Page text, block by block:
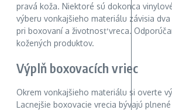
pravá koža. Niektoré sú dokonca
výberu vonkajšieho materiálu závisia
pri boxovaní a životnosť vreca.
kožených produktov.
Výplň boxovacích vriec
Okrem vonkajšieho materiálu si overte
Lacnejšie boxovacie vrecia bývajú